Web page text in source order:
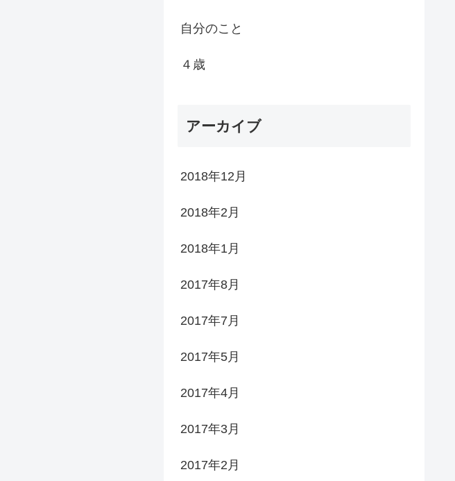
自分のこと
４歳
アーカイブ
2018年12月
2018年2月
2018年1月
2017年8月
2017年7月
2017年5月
2017年4月
2017年3月
2017年2月